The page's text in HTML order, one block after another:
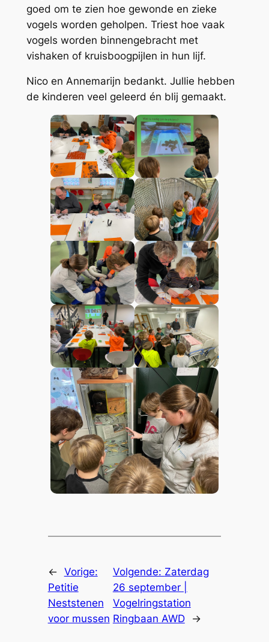
goed om te zien hoe gewonde en zieke
vogels worden geholpen. Triest hoe vaak
vogels worden binnengebracht met
vishaken of kruisboogpijlen in hun lijf.
Nico en Annemarijn bedankt. Jullie hebben
de kinderen veel geleerd én blij gemaakt.
← Vorige:
Petitie
Neststenen
voor mussen
Volgende: Zaterdag
26 september |
Vogelringstation
Ringbaan AWD
→